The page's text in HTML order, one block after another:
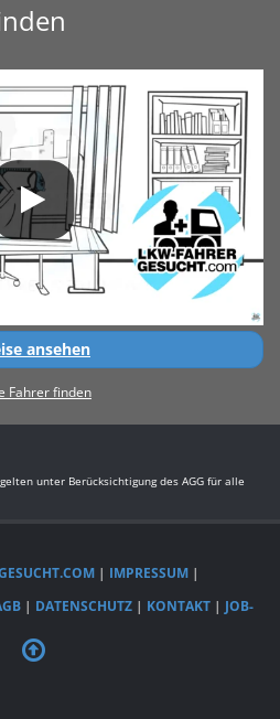
ansehen
Fahrer finden
unter Berücksichtigung des AGG für alle
| IMPRESSUM |
| DATENSCHUTZ | KONTAKT | JOB-